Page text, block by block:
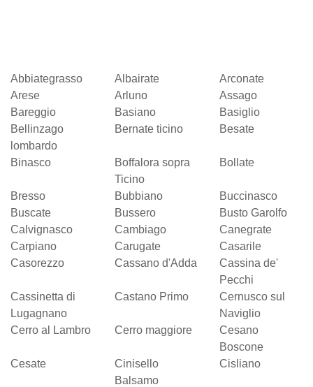
Abbiategrasso Albairate
Arconate
Arese
Arluno
Assago
Bareggio
Basiano
Basiglio
Bellinzago
lombardo
Bernate ticino Besate
Binasco
Boffalora sopra
Ticino
Bollate
Bresso Bubbiano
Buccinasco
Buscate
Bussero
Busto Garolfo
Calvignasco
Cambiago
Canegrate
Carpiano
Carugate
Casarile
Casorezzo
Cassano d'Adda
Cassina de'
Pecchi
Cassinetta di
Lugagnano
Castano Primo
Cernusco sul
Naviglio
Cerro al Lambro
Cerro maggiore
Cesano
Boscone
Cesate
Cinisello
Balsamo
Cisliano